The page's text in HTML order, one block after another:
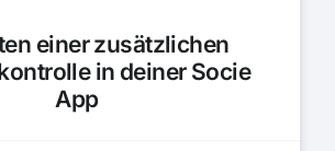
einer zusätzlichen
in deiner Socie
App